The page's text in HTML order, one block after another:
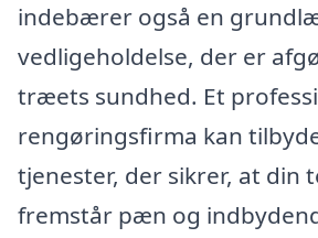
indebærer også en
vedligeholdelse, der er
træets sundhed. Et
rengøringsfirma kan
tjenester, der sikrer, at din
fremstår pæn og